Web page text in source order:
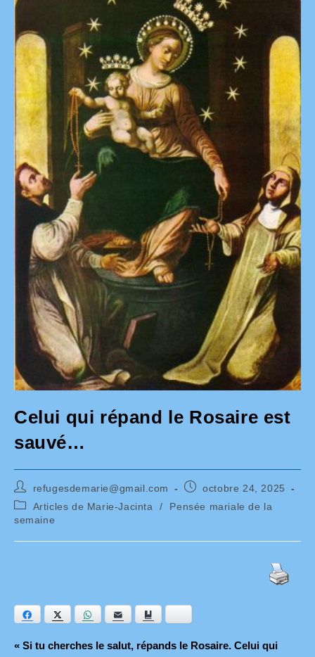
Celui qui répand le Rosaire est
sauvé…
Auteur/autrice
de
la
publication :
refugesdemarie@gmail.com
Publication
octobre 24, 2025
Post
category:
Articles de Marie-Jacinta /
Pensée mariale de la
semaine
Facebook Twitter WhatsAppE-mail
« Si tu cherches le salut, répands le Rosaire. Celui qui